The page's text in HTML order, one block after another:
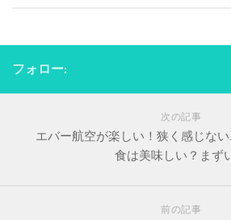
フォロー:
次の記事
エバー航空が楽しい！狭く感じな
食は美味しい？まず
前の記事